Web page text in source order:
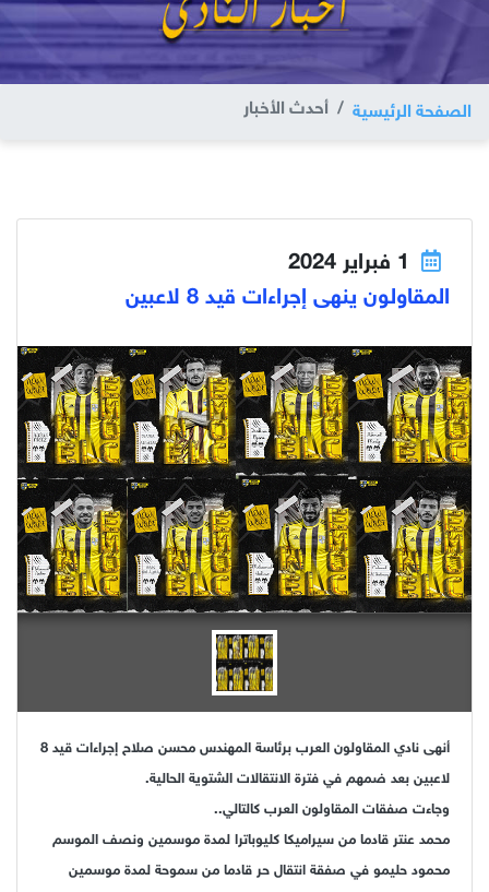
الصفحة الرئيسية أحدث الأخبار
1 فبراير 2024
المقاولون ينهى إجراءات قيد 8 لاعبين
أنهى نادي المقاولون العرب برئاسة المهندس محسن صلاح إجراءات قيد 8
لاعبين بعد ضمهم في فترة الانتقالات الشتوية الحالية.
وجاءت صفقات المقاولون العرب كالتالي..
محمد عنتر قادما من سيراميكا كليوباترا لمدة موسمين ونصف الموسم
محمود حليمو في صفقة انتقال حر قادما من سموحة لمدة موسمين